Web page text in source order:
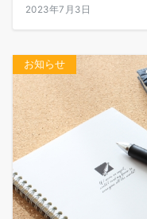
2023年7月3日
お知らせ